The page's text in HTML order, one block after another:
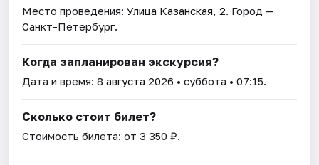
Место проведения:Улица Казанская, 2. Город —
Санкт-Петербург.
Когда запланирован экскурсия?
Дата и время:8 августа 2026 • суббота • 07:15.
Сколько стоит билет?
Стоимость билета: от 3 350 ₽.